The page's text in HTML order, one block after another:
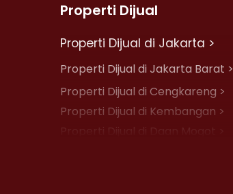
Properti Dijual
Properti Dijual di Jakarta >
Properti Dijual di Jakarta Barat >
Properti Dijual di Cengkareng >
Properti Dijual di Kembangan >
Properti Dijual di Daan Mogot >